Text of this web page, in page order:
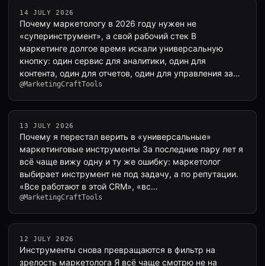
14 JULY 2026
Почему маркетологу в 2026 году нужен не
«суперинструмент», а свой рабочий стек В
маркетинге долгое время искали универсальную
кнопку: один сервис для аналитики, один для
контента, один для отчетов, один для управления за…
@MarketingCraftTools
13 JULY 2026
Почему я перестал верить в «универсальные»
маркетинговые инструменты За последние пару лет я
всё чаще вижу одну и ту же ошибку: маркетолог
выбирает инструмент не под задачу, а по репутации.
«Все работают в этой CRM», «вс…
@MarketingCraftTools
12 JULY 2026
Инструменты снова превращаются в фильтр на
зрелость маркетолога Я всё чаще смотрю не на